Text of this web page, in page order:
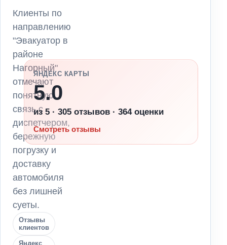
Клиенты по
направлению
"Эвакуатор в
районе
Нагорный"
отмечают
понятную
связь с
диспетчером,
бережную
погрузку и
доставку
автомобиля
без лишней
суеты.
Отзывы
клиентов
Яндекс
ЯНДЕКС КАРТЫ
5.0
из 5 · 305 отзывов · 364 оценки
Смотреть отзывы